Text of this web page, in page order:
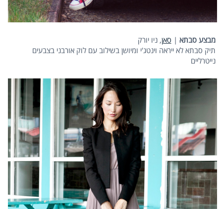
מבצע סבתא | סאן, ניו יורק
תיק סבתא לא ייראה וינטג'י ומיושן בשילוב עם לוק אורבני בצבעים
נייטרליים